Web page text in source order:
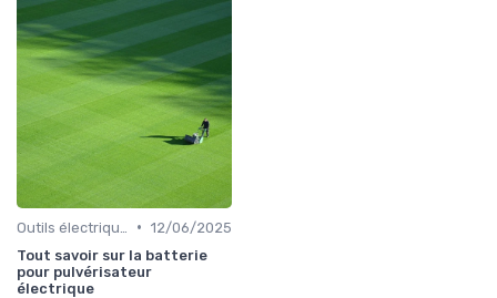
• 12/06/2025
Tout savoir sur la batterie
pour pulvérisateur
électrique